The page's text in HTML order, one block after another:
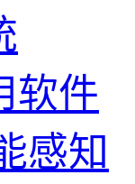
软件
感知